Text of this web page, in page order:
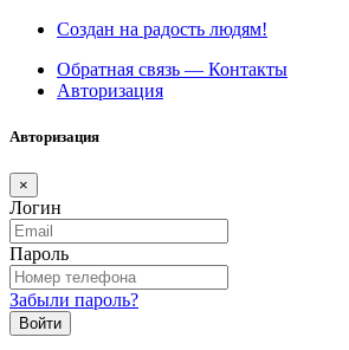
Создан на радость людям!
Обратная связь — Контакты
Авторизация
Авторизация
×
Логин
Пароль
Забыли пароль?
Войти